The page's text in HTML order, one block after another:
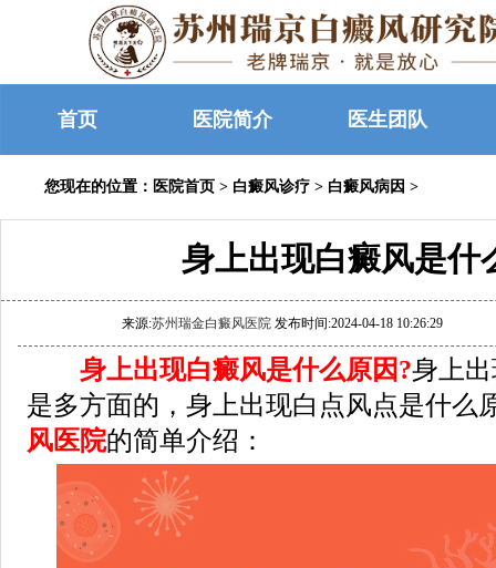
首页 医院简介 医生团队
您现在的位置： 医院首页 > 白癜风诊疗 > 白癜风病因 >
身上出现白癜风是什
来源:苏州瑞金白癜风医院 发布时间:2024-04-18 10:26:29
身上出现白癜风是什么原因?身上
是多方面的，身上出现白点风点是什么
风医院的简单介绍：